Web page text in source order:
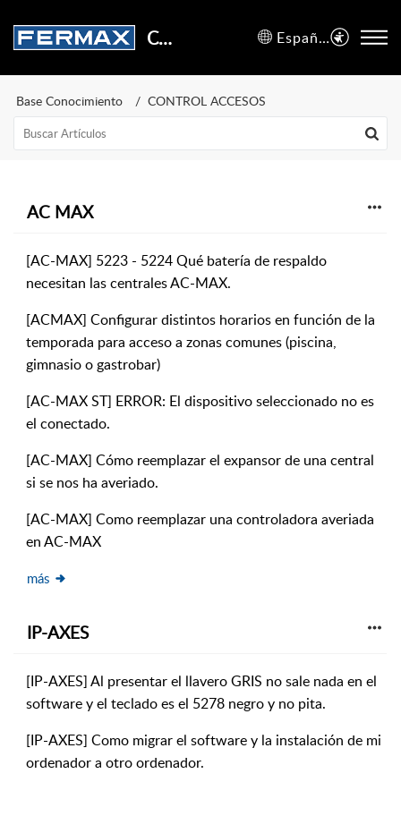
Centro de Soporte Español (España)
Base Conocimiento CONTROL ACCESOS
AC MAX
[AC-MAX] 5223 - 5224 Qué batería de respaldo
necesitan las centrales AC-MAX.
[ACMAX] Configurar distintos horarios en función de la
temporada para acceso a zonas comunes (piscina,
gimnasio o gastrobar)
[AC-MAX ST] ERROR: El dispositivo seleccionado no es
el conectado.
[AC-MAX] Cómo reemplazar el expansor de una central
si se nos ha averiado.
[AC-MAX] Como reemplazar una controladora averiada
en AC-MAX
más
IP-AXES
[IP-AXES] Al presentar el llavero GRIS no sale nada en el
software y el teclado es el 5278 negro y no pita.
[IP-AXES] Como migrar el software y la instalación de mi
ordenador a otro ordenador.